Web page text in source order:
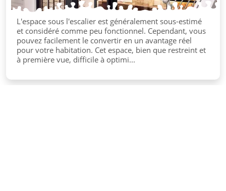
L'espace sous l'escalier est généralement sous-estimé
et considéré comme peu fonctionnel. Cependant, vous
pouvez facilement le convertir en un avantage réel
pour votre habitation. Cet espace, bien que restreint et
à première vue, difficile à optimi...